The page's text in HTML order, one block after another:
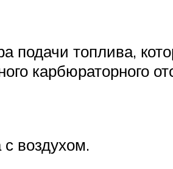
подачи топлива,
карбюраторного
воздухом.